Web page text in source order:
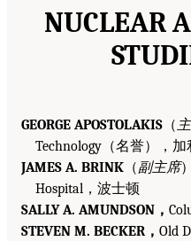
NUCLEAR
GEORGE APOSTOLAKIS （
Technology（名誉），
JAMES A. BRINK （副主席
Hospital，波士顿
SALLY A. AMUNDSON，
STEVEN M. BECKER， Old